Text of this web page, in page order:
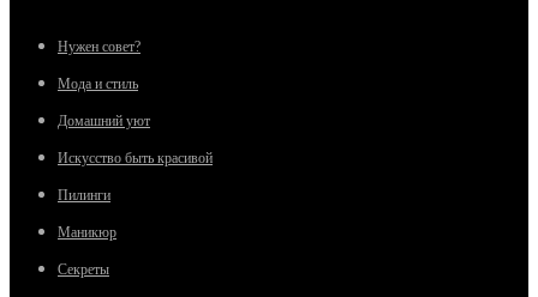
Нужен совет?
Мода и стиль
Домашний уют
Искусство быть красивой
Пилинги
Маникюр
Секреты